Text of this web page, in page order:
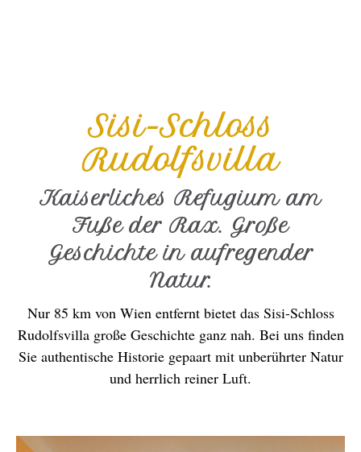
Sisi-Schloss
Rudolfsvilla
Kaiserliches Refugium am
Fuße der Rax. Große
Geschichte in aufregender
Natur.
Nur 85 km von Wien entfernt bietet das Sisi-Schloss
Rudolfsvilla große Geschichte ganz nah. Bei uns finden
Sie authentische Historie gepaart mit unberührter Natur
und herrlich reiner Luft.